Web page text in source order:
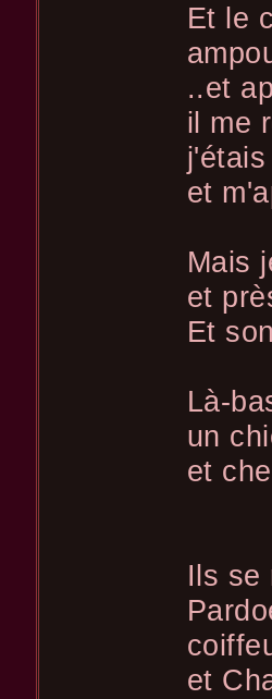
Et le
..et
il me
et
Mais
et
Et
Là-
un
et
Ils se
et